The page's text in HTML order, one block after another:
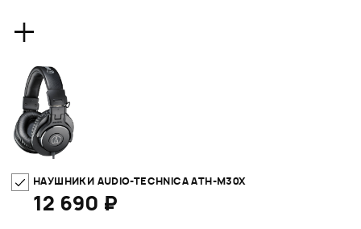
+
НАУШНИКИ AUDIO-TECHNICA ATH-M30X
12 690 ₽